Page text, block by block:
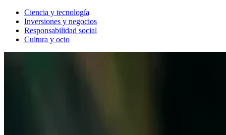
Ciencia y tecnología
Inversiones y negocios
Responsabilidad social
Cultura y ocio